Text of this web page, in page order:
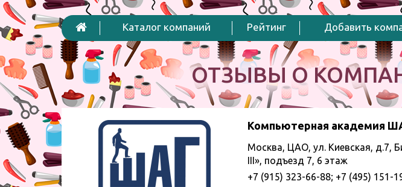
Каталог компаний Рейтинг Добавить
ОТЗЫВЫ О
Компьютерная академия
Москва, ЦАО, ул. Киевская, д.7,
III», подъезд 7, 6 этаж
+7 (915) 323-66-88; +7 (495) 151-